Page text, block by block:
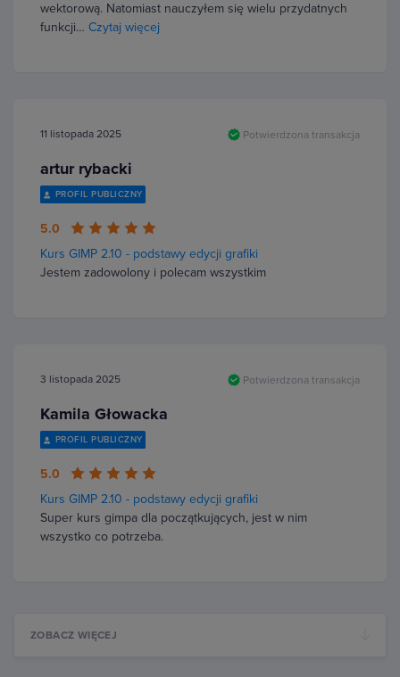
wektorową. Natomiast nauczyłem się wielu przydatnych
funkcji… Czytaj więcej
11 listopada 2025 Potwierdzona transakcja
artur rybacki
PROFIL PUBLICZNY
5.0
Kurs GIMP 2.10 - podstawy edycji grafiki
Jestem zadowolony i polecam wszystkim
3 listopada 2025 Potwierdzona transakcja
Kamila Głowacka
PROFIL PUBLICZNY
5.0
Kurs GIMP 2.10 - podstawy edycji grafiki
Super kurs gimpa dla początkujących, jest w nim
wszystko co potrzeba.
ZOBACZ WIĘCEJ